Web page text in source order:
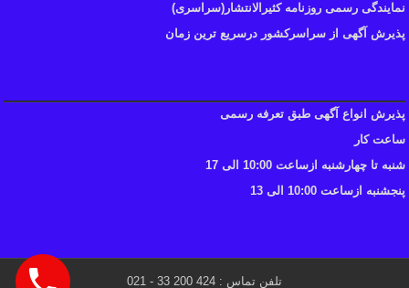
نمایندگی رسمی روزنامه کثیرالانتشار(سراسری)
پذیرش آگهی از سراسرکشور درسریع ترین زمان
پذیرش انواع آگهی طبق تعرفه رسمی
ساعت کار
شنبه تا چهارشنبه ازساعت 10:00 الی 17
پنجشنبه ازساعت 10:00 الی 13
تلفن تماس : 424 200 33 - 021